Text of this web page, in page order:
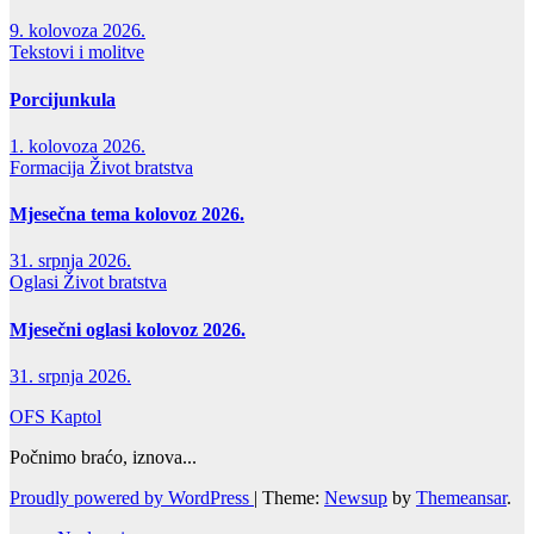
9. kolovoza 2026.
Tekstovi i molitve
Porcijunkula
1. kolovoza 2026.
Formacija Život bratstva
Mjesečna tema kolovoz 2026.
31. srpnja 2026.
Oglasi Život bratstva
Mjesečni oglasi kolovoz 2026.
31. srpnja 2026.
OFS Kaptol
Počnimo braćo, iznova...
Proudly powered by WordPress | Theme: Newsup by Themeansar.